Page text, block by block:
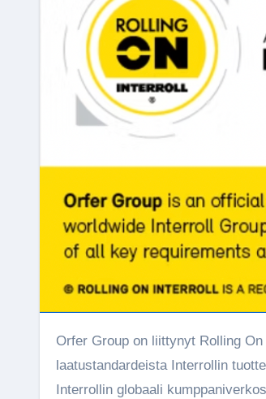
Orfer Group on liittynyt Rolling On Interroll (ROI) -ohjelman jäseneksi. Jäsenyys on osoitus korkeista
laatustandardeista Interrollin
Interrollin globaali